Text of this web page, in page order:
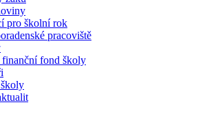
pro školní rok
pracoviště
fond školy